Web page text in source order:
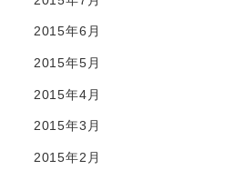
2015年6月
2015年5月
2015年4月
2015年3月
2015年2月